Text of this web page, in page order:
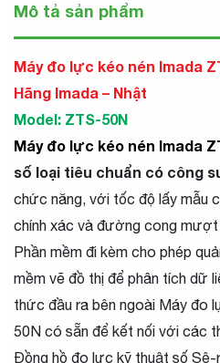
Mô tả sản phẩm
Máy đo lực kéo nén Imada
Hãng Imada – Nhật
Model: ZTS-50N
Máy đo lực kéo nén Imada
số loại tiêu chuẩn có công
chức năng, với tốc độ lấy mẫu
chính xác và đường cong mượt
Phần mềm đi kèm cho phép
mềm vẽ đồ thị để phân tích dữ
thức đầu ra bên ngoài Máy đo
50N có sẵn để kết nối với các
Đồng hồ đo lực kỹ thuật số